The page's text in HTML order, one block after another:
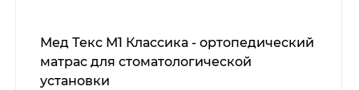
Мед Текс М1 Классика - ортопедический
матрас для стоматологической
установки